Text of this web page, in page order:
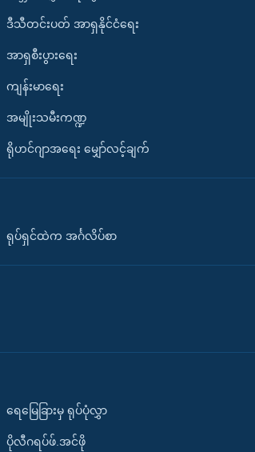
ဒီသီတင်းပတ် အာရှနိုင်ငံရေး
အာရှစီးပွားရေး
ကျန်းမာရေး
အမျိုးသမီးကဏ္ဍ
ရိုဟင်ဂျာအရေး မျှော်လင့်ချက်
ရုပ်ရှင်ထဲက အင်္ဂလိပ်စာ
ရေမြေခြားမှ ရုပ်ပုံလွှာ
ပိုလီဂရပ်ဖ်.အင်ဖို